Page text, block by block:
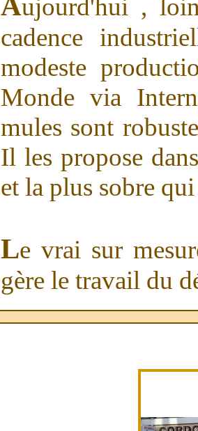
ujourd'hui ,
cadence
modeste
Monde via
mules sont
Il les propose
et la plus sobre
Le vrai sur
gère le travail du